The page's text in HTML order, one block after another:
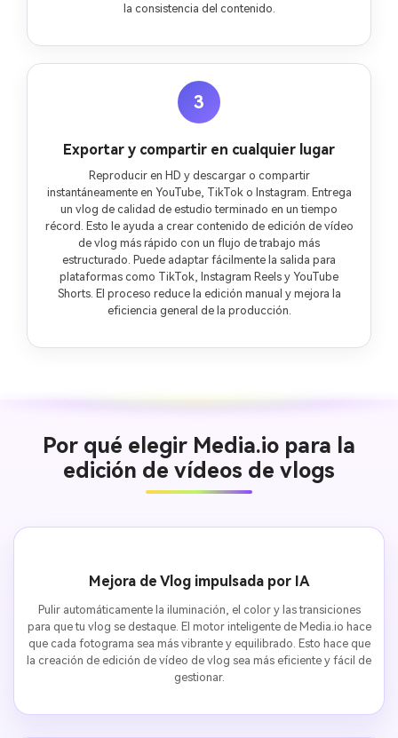
la consistencia del contenido.
3
Exportar y compartir en cualquier lugar
Reproducir en HD y descargar o compartir
instantáneamente en YouTube, TikTok o Instagram. Entrega
un vlog de calidad de estudio terminado en un tiempo
récord. Esto le ayuda a crear contenido de edición de vídeo
de vlog más rápido con un flujo de trabajo más
estructurado. Puede adaptar fácilmente la salida para
plataformas como TikTok, Instagram Reels y YouTube
Shorts. El proceso reduce la edición manual y mejora la
eficiencia general de la producción.
Por qué elegir Media.io para la
edición de vídeos de vlogs
Mejora de Vlog impulsada por IA
Pulir automáticamente la iluminación, el color y las transiciones
para que tu vlog se destaque. El motor inteligente de Media.io hace
que cada fotograma sea más vibrante y equilibrado. Esto hace que
la creación de edición de vídeo de vlog sea más eficiente y fácil de
gestionar.